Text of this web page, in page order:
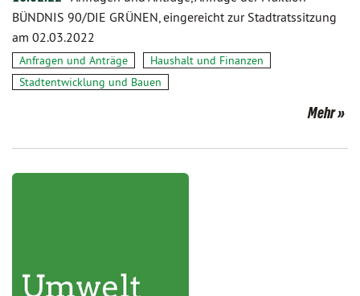
BÜNDNIS 90/DIE GRÜNEN, eingereicht zur Stadtratssitzung
am 02.03.2022
Anfragen und Anträge
Haushalt und Finanzen
Stadtentwicklung und Bauen
Mehr